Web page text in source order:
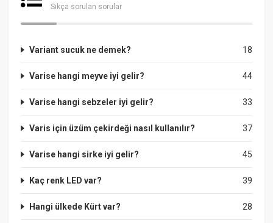
Sıkça sorulan sorular
18
Variant sucuk ne demek?
44
Varise hangi meyve iyi gelir?
33
Varise hangi sebzeler iyi gelir?
37
Varis için üzüm çekirdeği nasıl kullanılır?
45
Varise hangi sirke iyi gelir?
39
Kaç renk LED var?
28
Hangi ülkede Kürt var?